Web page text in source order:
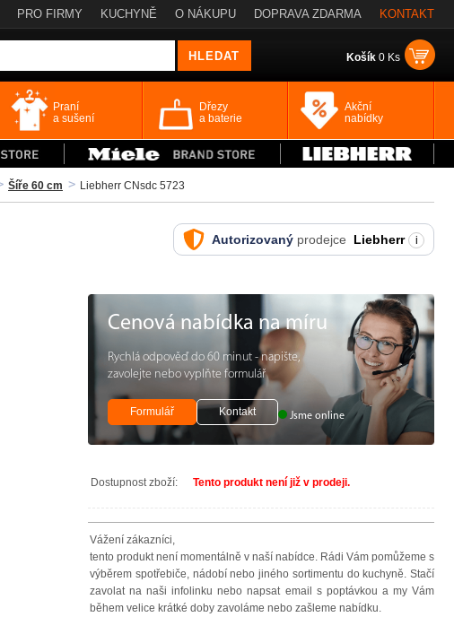
PRO FIRMY KUCHYNĚ O NÁKUPU DOPRAVA ZDARMA KONTAKT
Košík0 Ks
Praní
a sušení
Dřezy
a baterie
Akční
nabídky
Šíře 60 cm Liebherr CNsdc 5723
Autorizovaný prodejce Liebherr i
Cenová nabídka na míru
Rychlá odpověď do 60 minut - napište,
zavolejte nebo vyplňte formulář
Formulář Kontakt Jsme online
Dostupnost zboží: Tento produkt není již v prodeji.
Vážení zákazníci,
tento produkt není momentálně v naší nabídce. Rádi Vám pomůžeme s
výběrem spotřebiče, nádobí nebo jiného sortimentu do kuchyně. Stačí
zavolat na naši infolinku nebo napsat email s poptávkou a my Vám
během velice krátké doby zavoláme nebo zašleme nabídku.